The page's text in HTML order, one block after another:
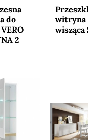
do
2
sklepu
witryna
wisząca